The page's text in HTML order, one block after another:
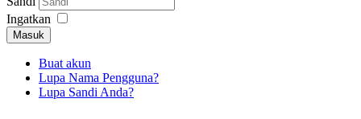
Ingatkan
Masuk
Buat akun
Lupa Nama Pengguna?
Lupa Sandi Anda?